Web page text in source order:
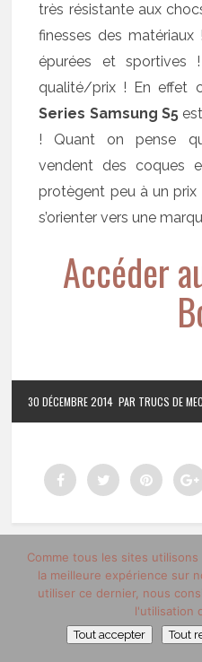
très résistante aux
finesses des
épurées et
qualité/prix ! En effet
Series Samsung S5est
! Quant on pense
vendent des coques
protègent peu à un
s’orienter vers une
Accéder
30 DÉCEMBRE 2014 PAR TRUCS DE MEC
2 »
Comme tous les sites
la meilleure expérience sur
utiliser ce dernier, nous
l'utilisation
Tout accepter Tout